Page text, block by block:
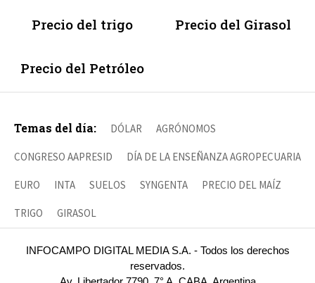
Precio del trigo Precio del Girasol
Precio del Petróleo
Temas del día: DÓLAR AGRÓNOMOS
CONGRESO AAPRESID DÍA DE LA ENSEÑANZA AGROPECUARIA
EURO INTA SUELOS SYNGENTA PRECIO DEL MAÍZ
TRIGO GIRASOL
INFOCAMPO DIGITAL MEDIA S.A. - Todos los derechos
reservados.